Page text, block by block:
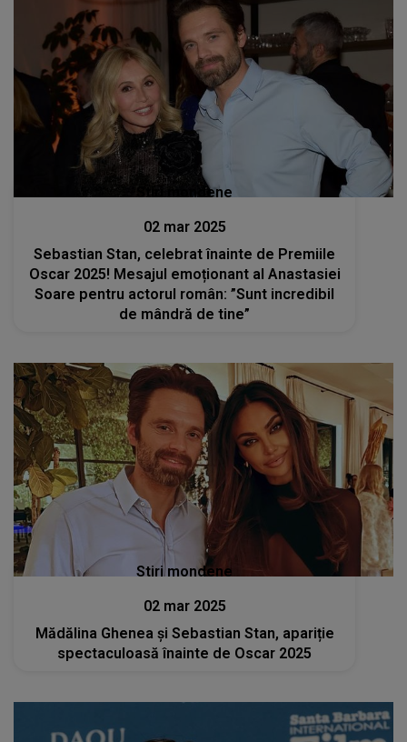
Stiri mondene
02 mar 2025
Sebastian Stan, celebrat înainte de Premiile
Oscar 2025! Mesajul emoționant al Anastasiei
Soare pentru actorul român: ”Sunt incredibil
de mândră de tine”
Stiri mondene
02 mar 2025
Mădălina Ghenea și Sebastian Stan, apariție
spectaculoasă înainte de Oscar 2025